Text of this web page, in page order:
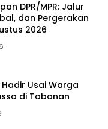
DPR/MPR: Jalur
dan Pergerakan
2026
Hadir Usai Warga
di Tabanan